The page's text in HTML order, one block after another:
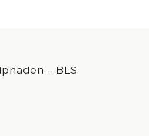
– BLS